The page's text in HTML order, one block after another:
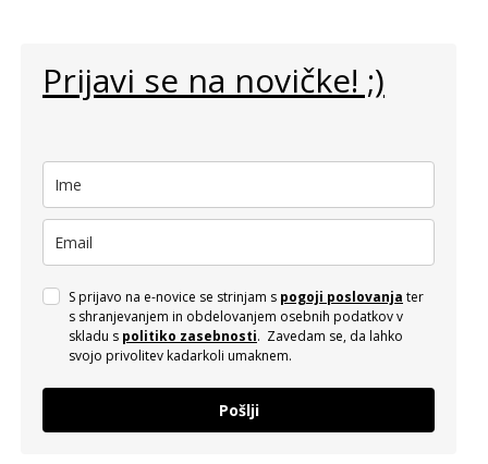
Prijavi se na novičke! ;)
S prijavo na e-novice se strinjam s pogoji poslovanja ter
s shranjevanjem in obdelovanjem osebnih podatkov v
skladu s politiko zasebnosti. Zavedam se, da lahko
svojo privolitev kadarkoli umaknem.
Pošlji